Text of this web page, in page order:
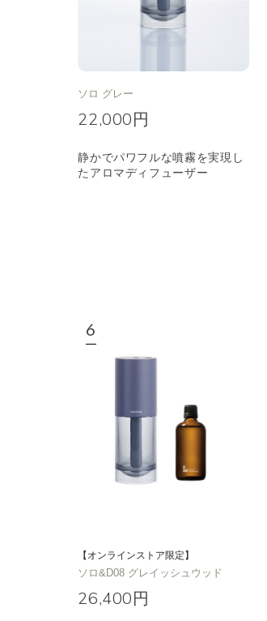
ソロ グレー
22,000円
静かでパワフルな噴霧を実現し
たアロマディフューザー
【オンラインストア限定】
ソロ&D08 グレイッシュウッド
26,400円